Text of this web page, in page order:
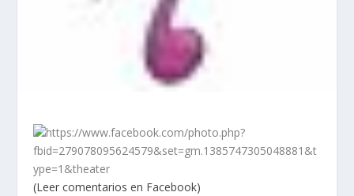
https://www.facebook.com/photo.php?
fbid=279078095624579&set=gm.1385747305048881&t
ype=1&theater
(Leer comentarios en Facebook)